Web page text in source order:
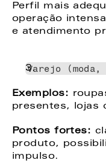
Perfil mais
operação
e atendimento
Varejo
Exemplos:
presentes, lojas
Pontos fortes:
produto,
impulso.